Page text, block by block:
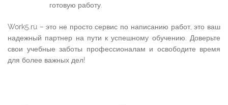
готовую работу.
Work5.ru – это не просто сервис по написанию работ, это ваш
надежный партнер на пути к успешному обучению. Доверьте
свои учебные заботы профессионалам и освободите время
для более важных дел!